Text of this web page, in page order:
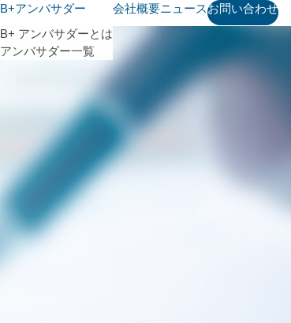
B+アンバサダー
B+ アンバサダーとは
アンバサダー一覧
会社概要ニュースお問い合わせ